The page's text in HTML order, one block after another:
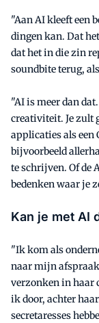
"Aan AI kleeft een
dingen kan. Dat
dat het in die zin
soundbite terug,
"AI is meer dan
creativiteit. Je zult
applicaties als een
bijvoorbeeld
te schrijven. Of de
bedenken waar je
Kan je met AI
"Ik kom als
naar mijn afspraak
verzonken in haar
ik door, achter
secretaresses